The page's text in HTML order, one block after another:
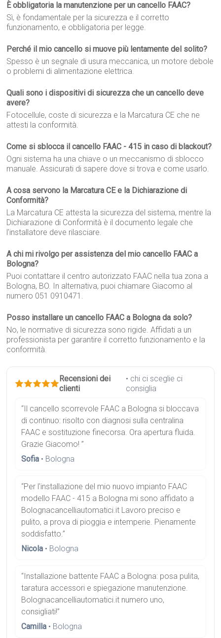
È obbligatoria la manutenzione per un cancello FAAC?
Sì, è fondamentale per la sicurezza e il corretto
funzionamento, e obbligatoria per legge.
Perché il mio cancello si muove più lentamente del solito?
Spesso è un segnale di usura meccanica, un motore debole
o problemi di alimentazione elettrica.
Quali sono i dispositivi di sicurezza che un cancello deve
avere?
Fotocellule, coste di sicurezza e la Marcatura CE che ne
attesti la conformità.
Come si sblocca il cancello FAAC - 415 in caso di blackout?
Ogni sistema ha una chiave o un meccanismo di sblocco
manuale. Assicurati di sapere dove si trova e come usarlo.
A cosa servono la Marcatura CE e la Dichiarazione di
Conformità?
La Marcatura CE attesta la sicurezza del sistema, mentre la
Dichiarazione di Conformità è il documento legale che
l'installatore deve rilasciare.
A chi mi rivolgo per assistenza del mio cancello FAAC a
Bologna?
Puoi contattare il centro autorizzato FAAC nella tua zona a
Bologna, BO. In alternativa, puoi chiamare Giacomo al
numero 051 0910471.
Posso installare un cancello FAAC a Bologna da solo?
No, le normative di sicurezza sono rigide. Affidati a un
professionista per garantire il corretto funzionamento e la
conformità.
Recensioni dei
clienti
• chi ci sceglie ci
consiglia
“Il cancello scorrevole FAAC a Bologna si bloccava
di continuo: risolto con diagnosi sulla centralina
FAAC e sostituzione finecorsa. Ora apertura fluida.
Grazie Giacomo! ”
Sofia • Bologna
“Per l'installazione del mio nuovo impianto FAAC
modello FAAC - 415 a Bologna mi sono affidato a
Bolognacancelliautomatici.it Lavoro preciso e
pulito, a prova di pioggia e intemperie. Pienamente
soddisfatto.”
Nicola • Bologna
“Installazione battente FAAC a Bologna: posa pulita,
taratura accessori e spiegazione manutenzione.
Bolognacancelliautomatici.it numero uno,
consigliati!”
Camilla • Bologna